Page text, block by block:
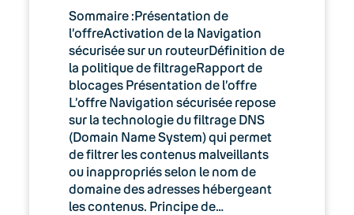
Sommaire :Présentation de
l’offreActivation de la Navigation
sécurisée sur un routeurDéfinition de
la politique de filtrageRapport de
blocages Présentation de l’offre
L’offre Navigation sécurisée repose
sur la technologie du filtrage DNS
(Domain Name System) qui permet
de filtrer les contenus malveillants
ou inappropriés selon le nom de
domaine des adresses hébergeant
les contenus. Principe de…